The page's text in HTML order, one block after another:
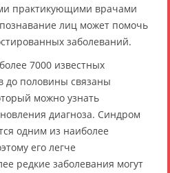
практикующими врачами
лиц может помочь
заболеваний.
7000 известных
до половины связаны
можно узнать
диагноза. Синдром
одним из наиболее
его легче
редкие заболевания могут